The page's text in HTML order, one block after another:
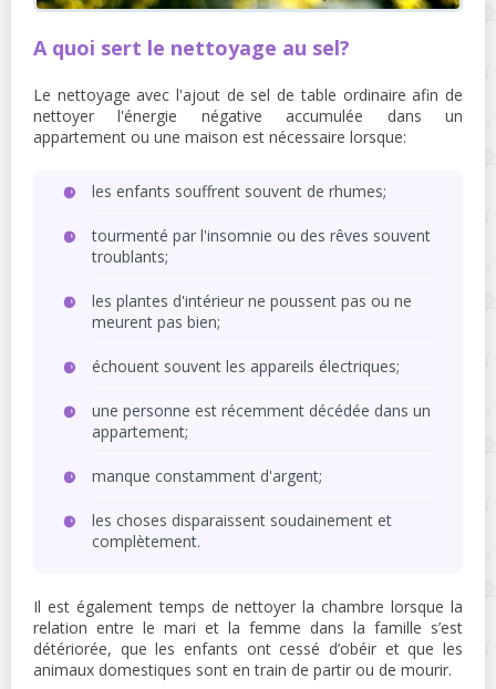
A quoi sert le nettoyage au sel?
Le nettoyage avec l'ajout de sel de table ordinaire afin de
nettoyer l'énergie négative accumulée dans un
appartement ou une maison est nécessaire lorsque:
les enfants souffrent souvent de rhumes;
tourmenté par l'insomnie ou des rêves souvent
troublants;
les plantes d'intérieur ne poussent pas ou ne
meurent pas bien;
échouent souvent les appareils électriques;
une personne est récemment décédée dans un
appartement;
manque constamment d'argent;
les choses disparaissent soudainement et
complètement.
Il est également temps de nettoyer la chambre lorsque la
relation entre le mari et la femme dans la famille s’est
détériorée, que les enfants ont cessé d’obéir et que les
animaux domestiques sont en train de partir ou de mourir.